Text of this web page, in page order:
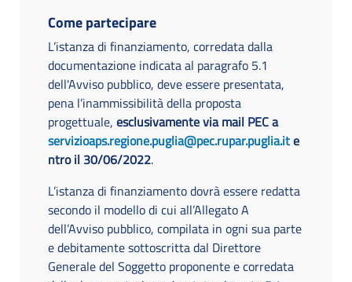
Come partecipare
L’istanza di finanziamento, corredata dalla
documentazione indicata al paragrafo 5.1
dell'Avviso pubblico, deve essere presentata,
pena l’inammissibilità della proposta
progettuale, esclusivamente via mail PEC a
servizioaps.regione.puglia@pec.rupar.puglia.ite
ntro il 30/06/2022.
L’istanza di finanziamento dovrà essere redatta
secondo il modello di cui all’Allegato A
dell’Avviso pubblico, compilata in ogni sua parte
e debitamente sottoscritta dal Direttore
Generale del Soggetto proponente e corredata